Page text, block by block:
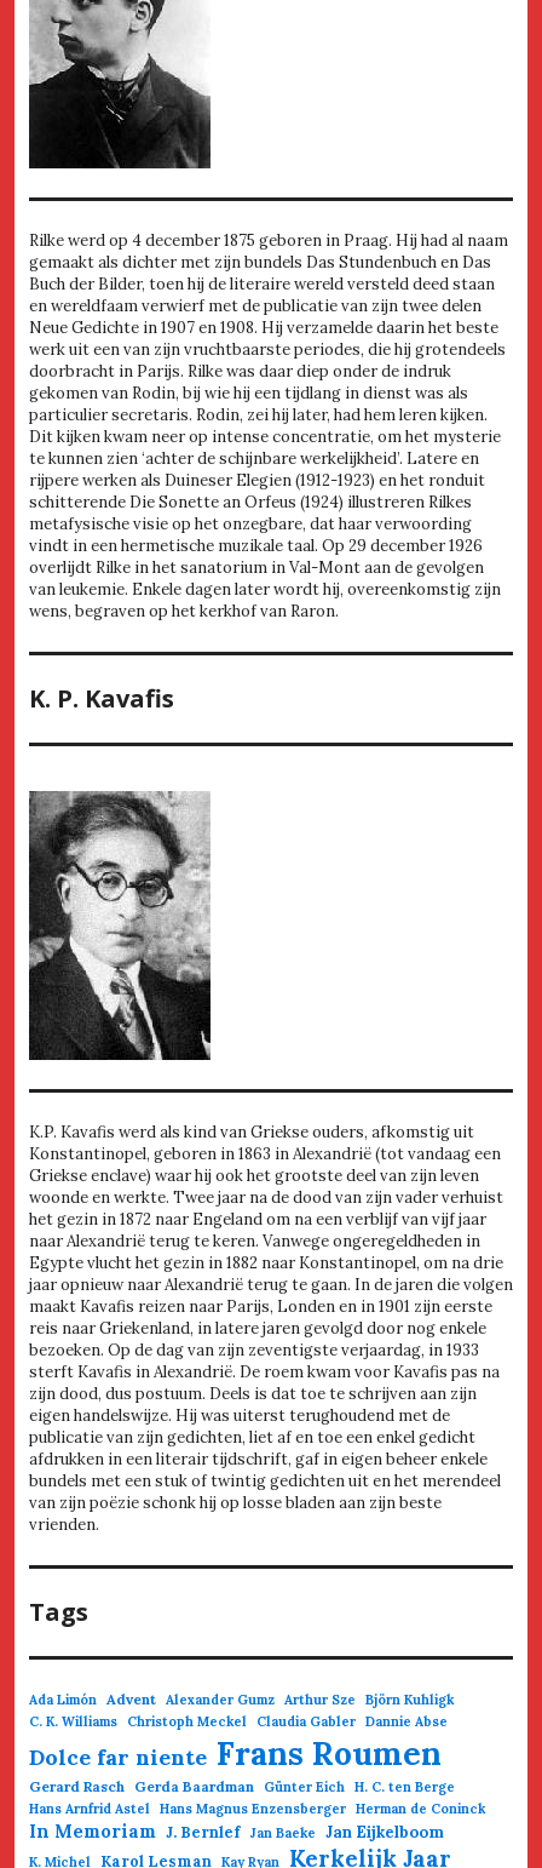
Rilke werd op 4 december 1875 geboren in Praag. Hij had al naam
gemaakt als dichter met zijn bundels Das Stundenbuch en Das
Buch der Bilder, toen hij de literaire wereld versteld deed staan
en wereldfaam verwierf met de publicatie van zijn twee delen
Neue Gedichte in 1907 en 1908. Hij verzamelde daarin het beste
werk uit een van zijn vruchtbaarste periodes, die hij grotendeels
doorbracht in Parijs. Rilke was daar diep onder de indruk
gekomen van Rodin, bij wie hij een tijdlang in dienst was als
particulier secretaris. Rodin, zei hij later, had hem leren kijken.
Dit kijken kwam neer op intense concentratie, om het mysterie
te kunnen zien ‘achter de schijnbare werkelijkheid’. Latere en
rijpere werken als Duineser Elegien (1912-1923) en het ronduit
schitterende Die Sonette an Orfeus (1924) illustreren Rilkes
metafysische visie op het onzegbare, dat haar verwoording
vindt in een hermetische muzikale taal. Op 29 december 1926
overlijdt Rilke in het sanatorium in Val-Mont aan de gevolgen
van leukemie. Enkele dagen later wordt hij, overeenkomstig zijn
wens, begraven op het kerkhof van Raron.
K. P. Kavafis
K.P. Kavafis werd als kind van Griekse ouders, afkomstig uit
Konstantinopel, geboren in 1863 in Alexandrië (tot vandaag een
Griekse enclave) waar hij ook het grootste deel van zijn leven
woonde en werkte. Twee jaar na de dood van zijn vader verhuist
het gezin in 1872 naar Engeland om na een verblijf van vijf jaar
naar Alexandrië terug te keren. Vanwege ongeregeldheden in
Egypte vlucht het gezin in 1882 naar Konstantinopel, om na drie
jaar opnieuw naar Alexandrië terug te gaan. In de jaren die volgen
maakt Kavafis reizen naar Parijs, Londen en in 1901 zijn eerste
reis naar Griekenland, in latere jaren gevolgd door nog enkele
bezoeken. Op de dag van zijn zeventigste verjaardag, in 1933
sterft Kavafis in Alexandrië. De roem kwam voor Kavafis pas na
zijn dood, dus postuum. Deels is dat toe te schrijven aan zijn
eigen handelswijze. Hij was uiterst terughoudend met de
publicatie van zijn gedichten, liet af en toe een enkel gedicht
afdrukken in een literair tijdschrift, gaf in eigen beheer enkele
bundels met een stuk of twintig gedichten uit en het merendeel
van zijn poëzie schonk hij op losse bladen aan zijn beste
vrienden.
Tags
Ada Limón Advent Alexander Gumz Arthur Sze
Björn Kuhligk
C. K. Williams
Christoph Meckel Claudia Gabler Dannie Abse
Dolce far niente Frans Roumen
Gerard Rasch Gerda Baardman Günter Eich
H. C. ten Berge
Hans Arnfrid Astel
Hans Magnus Enzensberger Herman de Coninck
In Memoriam J. Bernlef Jan Baeke Jan Eijkelboom
K. Michel Karol Lesman Kay Ryan Kerkelijk Jaar